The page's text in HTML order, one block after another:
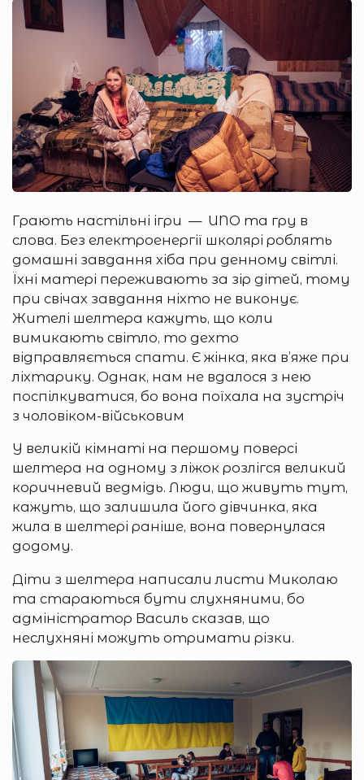
Грають настільні ігри — UNO та гру в
слова. Без електроенергії школярі роблять
домашні завдання хіба при денному світлі.
Їхні матері переживають за зір дітей, тому
при свічах завдання ніхто не виконує.
Жителі шелтера кажуть, що коли
вимикають світло, то дехто
відправляється спати. Є жінка, яка в’яже при
ліхтарику. Однак, нам не вдалося з нею
поспілкуватися, бо вона поїхала на зустріч
з чоловіком-військовим
У великій кімнаті на першому поверсі
шелтера на одному з ліжок розлігся великий
коричневий ведмідь. Люди, що живуть тут,
кажуть, що залишила його дівчинка, яка
жила в шелтері раніше, вона повернулася
додому.
Діти з шелтера написали листи Миколаю
та стараються бути слухняними, бо
адміністратор Василь сказав, що
неслухняні можуть отримати різки.